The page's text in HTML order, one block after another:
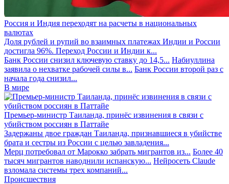
Россия и Индия переходят на расчеты в национальных
валютах
Доля рублей и рупий во взаимных платежах Индии и России
достигла 96%. Переход России и Индии к...
Банк России снизил ключевую ставку до 14,5... Набиуллина
заявила о нехватке рабочей силы в... Банк России второй раз с
начала года снизил...
В мире
Премьер-министр Таиланда, принёс извинения в связи с
убийством россиян в Паттайе
Задержаны двое граждан Таиланда, признавшиеся в убийстве
брата и сестры из России с целью завладения...
Мерц потребовал от Марокко забрать мигрантов из... Более 40
тысяч мигрантов наводнили испанскую... Нейросеть Claude
взломала системы трех компаний...
Происшествия